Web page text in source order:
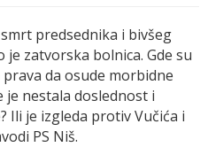
predsednika i bivšeg
zatvorska bolnica. Gde su
da osude morbidne
je nestala doslednost i
Ili je izgleda protiv Vučića i
PS Niš.